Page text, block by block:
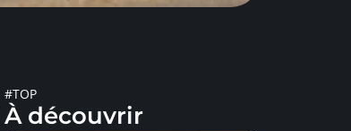
#TOP
À découvrir